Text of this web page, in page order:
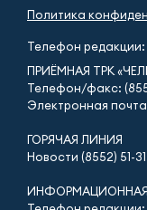
Политика
Телефон редакции:
ПРИЁМНАЯ ТРК
Телефон/факс:
Электронная
ГОРЯЧАЯ ЛИНИЯ
Новости (8552) 51-